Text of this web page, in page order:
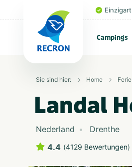
Campings
Sie sind hier: Home
Landal
Nederland
Drenthe
4.4 (4129 Bewertungen)